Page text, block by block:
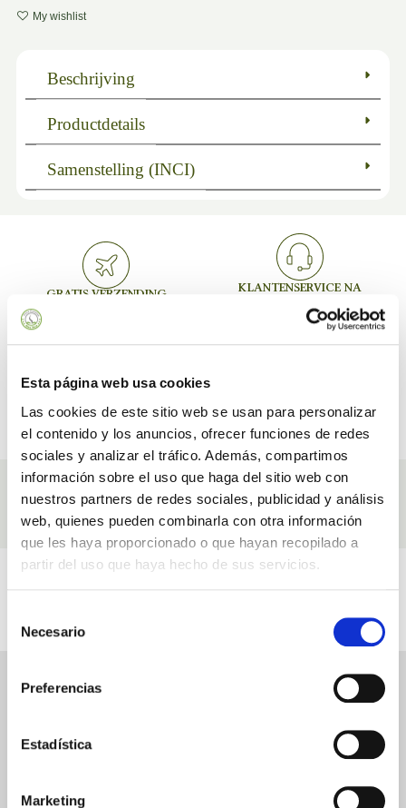
Esta página web usa cookies
Las cookies de este sitio web se usan para personalizar
el contenido y los anuncios, ofrecer funciones de redes
sociales y analizar el tráfico. Además, compartimos
información sobre el uso que haga del sitio web con
nuestros partners de redes sociales, publicidad y análisis
web, quienes pueden combinarla con otra información
que les haya proporcionado o que hayan recopilado a
partir del uso que haya hecho de sus servicios.
Necesario
Preferencias
Estadística
Marketing
My wishlist
Beschrijving
Productdetails
Samenstelling (INCI)
GRATIS VERZENDING
Voor bestellingen boven €75
KLANTENSERVICE NA
Persoonlijke ondersteuning
VEILIGE BETALING
Betaal met vertrouwen
CADEAUBONNEN
En speciale kortingen
Ingrediënten
Ingrediënten waarmee wij onze producten maken Hitte-effect Gel Met Aloë
Vera, Duivels Klauw En Arnica
Video's
HITTE-EFFECT GEL MET ALOË VERA, DUIVELS KLAUW EN ARNICA
Schrijf een beoordeling